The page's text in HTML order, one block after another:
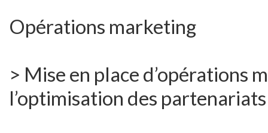
Opérations marketing
> Mise en place d’opérations
l’optimisation des